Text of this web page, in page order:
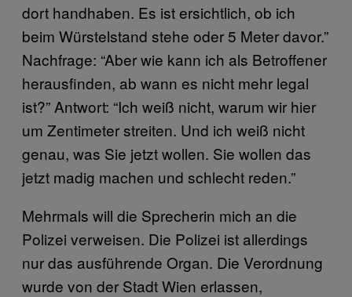
dort handhaben. Es ist ersichtlich, ob ich
beim Würstelstand stehe oder 5 Meter davor.”
Nachfrage: “Aber wie kann ich als Betroffener
herausfinden, ab wann es nicht mehr legal
ist?” Antwort: “Ich weiß nicht, warum wir hier
um Zentimeter streiten. Und ich weiß nicht
genau, was Sie jetzt wollen. Sie wollen das
jetzt madig machen und schlecht reden.”
Mehrmals will die Sprecherin mich an die
Polizei verweisen. Die Polizei ist allerdings
nur das ausführende Organ. Die Verordnung
wurde von der Stadt Wien erlassen,